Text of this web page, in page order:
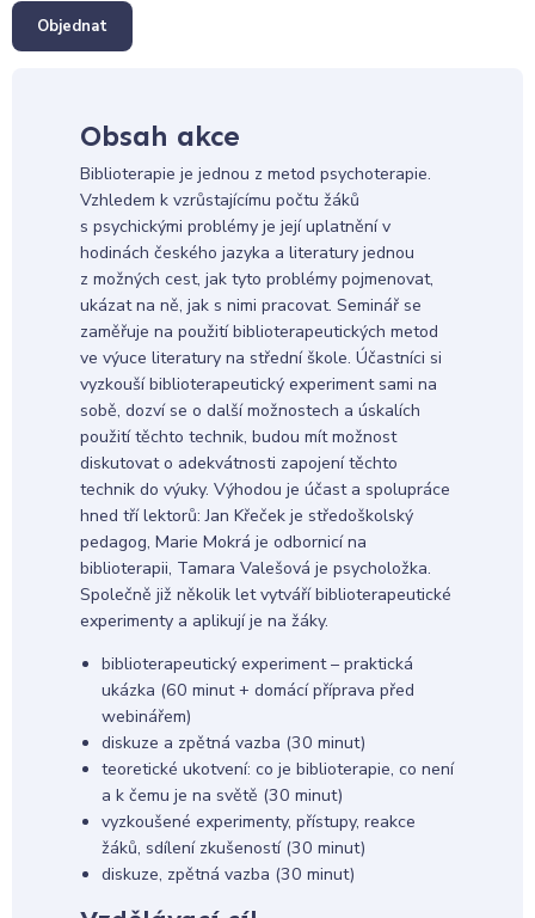
Objednat
Obsah akce
Biblioterapie je jednou z metod psychoterapie.
Vzhledem k vzrůstajícímu počtu žáků
s psychickými problémy je její uplatnění v
hodinách českého jazyka a literatury jednou
z možných cest, jak tyto problémy pojmenovat,
ukázat na ně, jak s nimi pracovat. Seminář se
zaměřuje na použití biblioterapeutických metod
ve výuce literatury na střední škole. Účastníci si
vyzkouší biblioterapeutický experiment sami na
sobě, dozví se o další možnostech a úskalích
použití těchto technik, budou mít možnost
diskutovat o adekvátnosti zapojení těchto
technik do výuky. Výhodou je účast a spolupráce
hned tří lektorů: Jan Křeček je středoškolský
pedagog, Marie Mokrá je odbornicí na
biblioterapii, Tamara Valešová je psycholožka.
Společně již několik let vytváří biblioterapeutické
experimenty a aplikují je na žáky.
biblioterapeutický experiment – praktická
ukázka (60 minut + domácí příprava před
webinářem)
diskuze a zpětná vazba (30 minut)
teoretické ukotvení: co je biblioterapie, co není
a k čemu je na světě (30 minut)
vyzkoušené experimenty, přístupy, reakce
žáků, sdílení zkušeností (30 minut)
diskuze, zpětná vazba (30 minut)